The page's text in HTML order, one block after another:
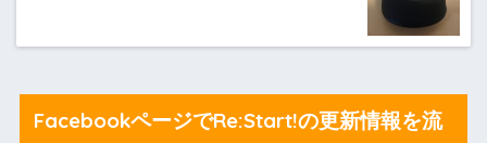
FacebookページでRe:Start!の更新情報を流